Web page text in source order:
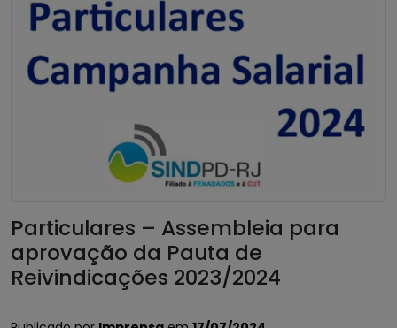
Particulares – Assembleia para
aprovação da Pauta de
Reivindicações 2023/2024